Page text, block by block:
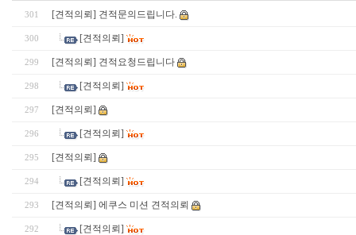
301 [견적의뢰] 견적문의드립니다.
300 [견적의뢰]
299 [견적의뢰] 견적요청드립니다
298 [견적의뢰]
297 [견적의뢰]
296 [견적의뢰]
295 [견적의뢰]
294 [견적의뢰]
293 [견적의뢰] 에쿠스 미션 견적의뢰
292 [견적의뢰]